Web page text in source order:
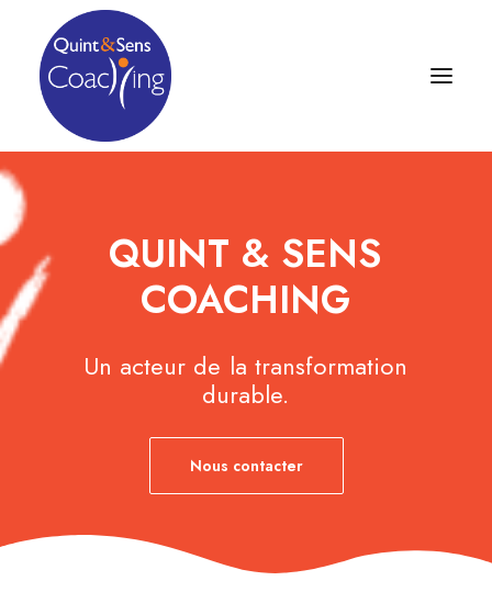
QUINT & SENS
COACHING
Un acteur de la transformation
durable.
Nous contacter